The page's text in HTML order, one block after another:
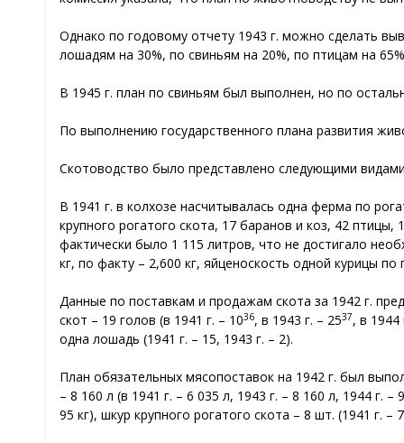
Однако по годовому отчету 1943 г. можно сделать
лошадям на 30%, по свиньям на 20%, по птицам на
В 1945 г. план по свиньям был выполнен, но по
По выполнению государственного плана развития
Скотоводство было представлено следующими
В 1941 г. в колхозе насчитывалась одна ферма по
крупного рогатого скота, 17 баранов и коз, 42
фактически было 1 115 литров, что не достигало
кг, по факту – 2,600 кг, яйценоскость одной курицы
Данные по поставкам и продажам скота за 1942 г.
скот – 19 голов (в 1941 г. – 1036, в 1943 г. – 2537, в 1944
одна лошадь (1941 г. – 15, 1943 г. – 2).
План обязательных мясопоставок на 1942 г. был
– 8 160 л (в 1941 г. – 6 035 л, 1943 г. – 8 160 л, 1944 г. –
95 кг), шкур крупного рогатого скота – 8 шт. (1941 г.